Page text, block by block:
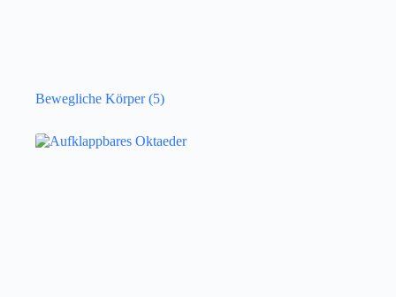
Bewegliche Körper(5)